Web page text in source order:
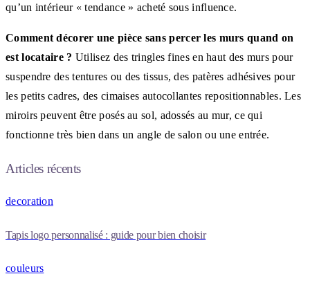
qu’un intérieur « tendance » acheté sous influence.
Comment décorer une pièce sans percer les murs quand on
est locataire ? Utilisez des tringles fines en haut des murs pour
suspendre des tentures ou des tissus, des patères adhésives pour
les petits cadres, des cimaises autocollantes repositionnables. Les
miroirs peuvent être posés au sol, adossés au mur, ce qui
fonctionne très bien dans un angle de salon ou une entrée.
Articles récents
decoration
Tapis logo personnalisé : guide pour bien choisir
couleurs